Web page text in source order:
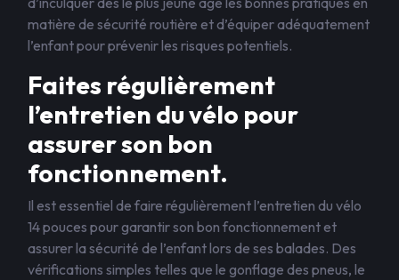
matière de sécurité routière et d’équiper adéquatement
l’enfant pour prévenir les risques potentiels.
Faites régulièrement
l’entretien du vélo pour
assurer son bon
fonctionnement.
Il est essentiel de faire régulièrement l’entretien du vélo
14 pouces pour garantir son bon fonctionnement et
assurer la sécurité de l’enfant lors de ses balades. Des
vérifications simples telles que le gonflage des pneus, le